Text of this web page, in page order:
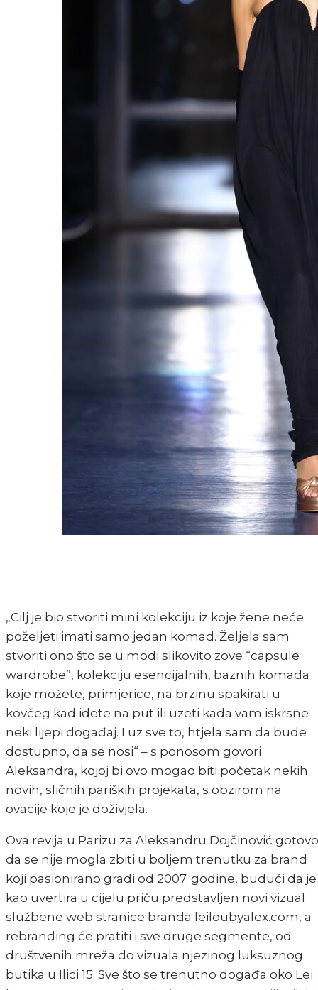
„Cilj je bio stvoriti mini kolekciju iz koje žene neće
poželjeti imati samo jedan komad. Željela sam
stvoriti ono što se u modi slikovito zove “capsule
wardrobe”, kolekciju esencijalnih, baznih komada
koje možete, primjerice, na brzinu spakirati u
kovčeg kad idete na put ili uzeti kada vam iskrsne
neki lijepi događaj. I uz sve to, htjela sam da bude
dostupno, da se nosi“ – s ponosom govori
Aleksandra, kojoj bi ovo mogao biti početak nekih
novih, sličnih pariških projekata, s obzirom na
ovacije koje je doživjela.
Ova revija u Parizu za Aleksandru Dojčinović gotovo
da se nije mogla zbiti u boljem trenutku za brand
koji pasionirano gradi od 2007. godine, budući da je
kao uvertira u cijelu priču predstavljen novi vizual
službene web stranice branda leiloubyalex.com, a
rebranding će pratiti i sve druge segmente, od
društvenih mreža do vizuala njezinog luksuznog
butika u Ilici 15. Sve što se trenutno događa oko Lei